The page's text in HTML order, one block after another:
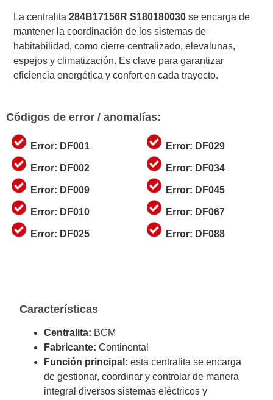
La centralita284B17156R S180180030 se encarga de
mantener la coordinación de los sistemas de
habitabilidad, como cierre centralizado, elevalunas,
espejos y climatización. Es clave para garantizar
eficiencia energética y confort en cada trayecto.
Códigos de error / anomalías:
Error: DF001
Error: DF002
Error: DF009
Error: DF010
Error: DF025
Error: DF029
Error: DF034
Error: DF045
Error: DF067
Error: DF088
Características
Centralita: BCM
Fabricante: Continental
Función principal: esta centralita se encarga
de gestionar, coordinar y controlar de manera
integral diversos sistemas eléctricos y